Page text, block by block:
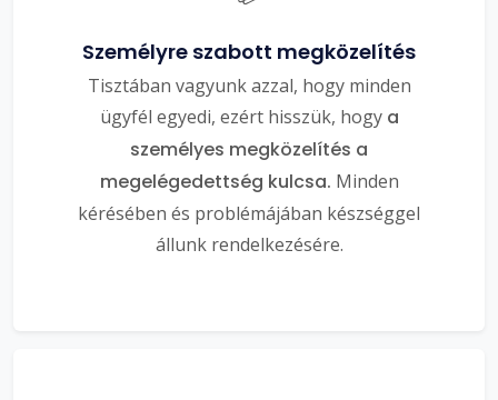
Személyre szabott megközelítés
Tisztában vagyunk azzal, hogy minden
ügyfél egyedi, ezért hisszük, hogy a
személyes megközelítés a
megelégedettség kulcsa. Minden
kérésében és problémájában készséggel
állunk rendelkezésére.